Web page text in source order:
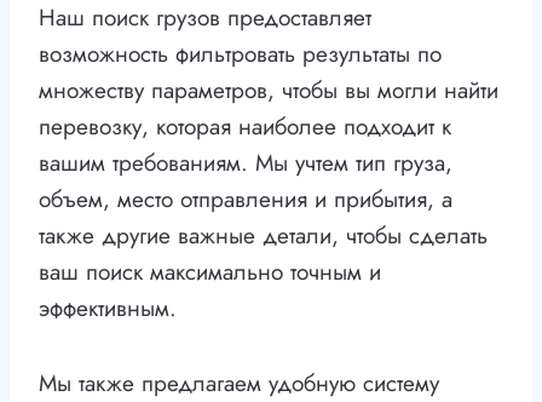
Наш поиск грузов предоставляет
возможность фильтровать результаты по
множеству параметров, чтобы вы могли найти
перевозку, которая наиболее подходит к
вашим требованиям. Мы учтем тип груза,
объем, место отправления и прибытия, а
также другие важные детали, чтобы сделать
ваш поиск максимально точным и
эффективным.
Мы также предлагаем удобную систему